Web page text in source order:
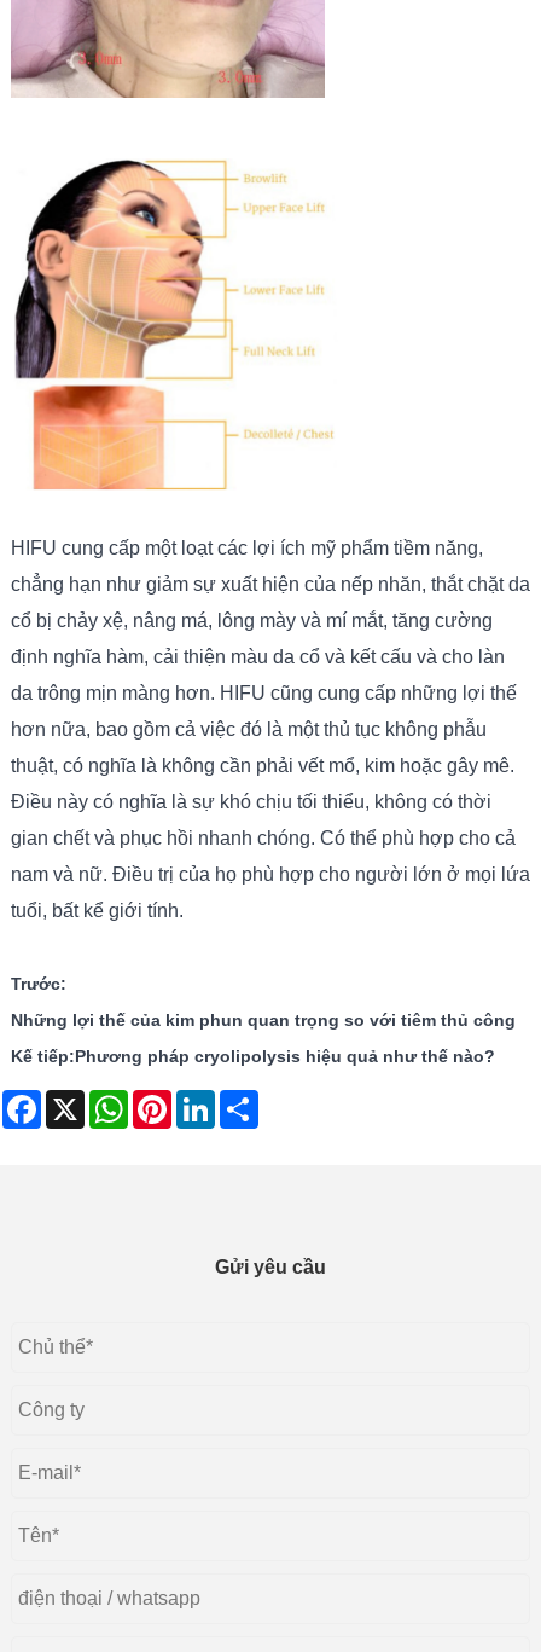
HIFU cung cấp một loạt các lợi ích mỹ phẩm tiềm năng,
chẳng hạn như giảm sự xuất hiện của nếp nhăn, thắt chặt da
cổ bị chảy xệ, nâng má, lông mày và mí mắt, tăng cường
định nghĩa hàm, cải thiện màu da cổ và kết cấu và cho làn
da trông mịn màng hơn. HIFU cũng cung cấp những lợi thế
hơn nữa, bao gồm cả việc đó là một thủ tục không phẫu
thuật, có nghĩa là không cần phải vết mổ, kim hoặc gây mê.
Điều này có nghĩa là sự khó chịu tối thiểu, không có thời
gian chết và phục hồi nhanh chóng. Có thể phù hợp cho cả
nam và nữ. Điều trị của họ phù hợp cho người lớn ở mọi lứa
tuổi, bất kể giới tính.
Trước:
Những lợi thế của kim phun quan trọng so với tiêm thủ công
Kế tiếp:Phương pháp cryolipolysis hiệu quả như thế nào?
Facebook
X WhatsAppPinterestLinkedIn
Gửi yêu cầu